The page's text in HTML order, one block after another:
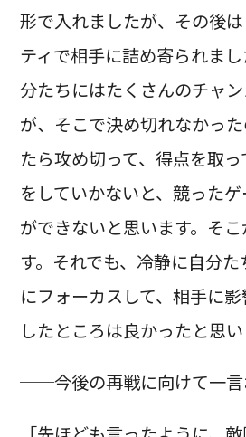
形で入れましたが、その後
ティで相手に詰め寄られま
分たちにはたくさんのチャ
が、そこで決め切れなかっ
たら攻め切って、得点を取
をしていかないと、競った
ができないと思います。そ
す。それでも、冷静に自分
にフォーカスして、相手に
したところは良かったと思い
──今後の再戦に向けて一言